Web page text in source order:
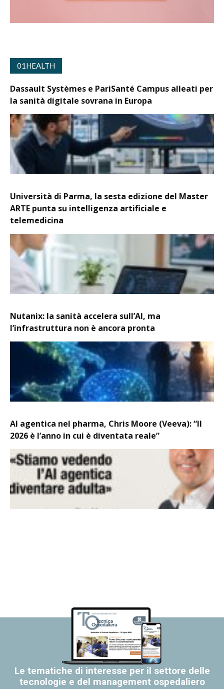
01HEALTH
Dassault Systèmes e PariSanté Campus alleati per
la sanità digitale sovrana in Europa
Università di Parma, la sesta edizione del Master
ARTE punta su intelligenza artificiale e
telemedicina
Nutanix: la sanità accelera sull’AI, ma
l’infrastruttura non è ancora pronta
AI agentica nel pharma, Chris Moore (Veeva): “Il
2026 è l’anno in cui è diventata reale”
Le tematiche di interesse per il settore delle
tecnologie e del management ospedaliero